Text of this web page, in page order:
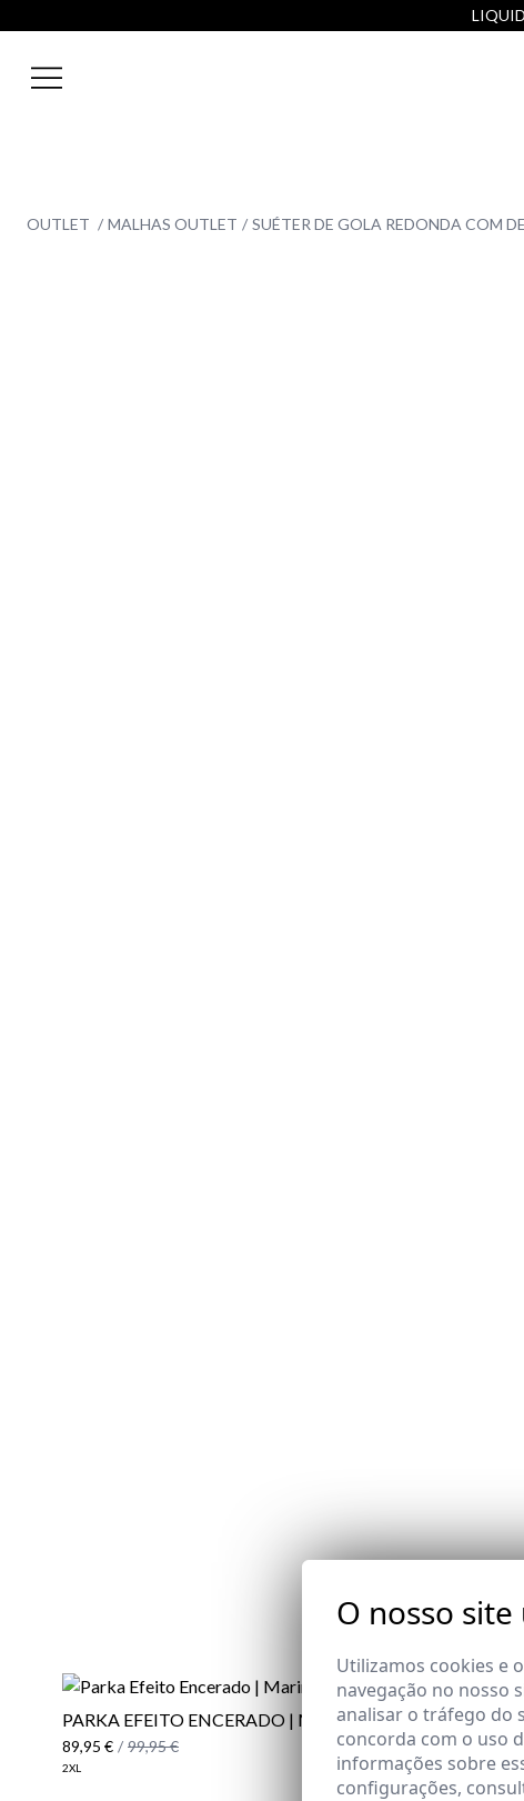
OUTLET MALHAS OUTLET SUÉTER DE GOLA REDONDA COM
PARKA EFEITO ENCERADO | MARINO
89,95 € / 99,95 €
2XL
O nosso
Utilizamos cookies e
navegação no nosso
analisar o tráfego do
concorda com o uso
informações sobre
configurações,